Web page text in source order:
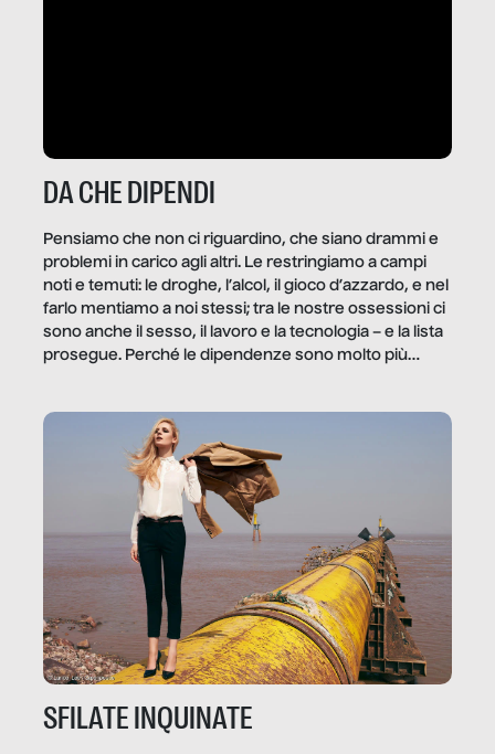
DA CHE DIPENDI
Pensiamo che non ci riguardino, che siano drammi e
problemi in carico agli altri. Le restringiamo a campi
noti e temuti: le droghe, l’alcol, il gioco d’azzardo, e nel
farlo mentiamo a noi stessi; tra le nostre ossessioni ci
sono anche il sesso, il lavoro e la tecnologia – e la lista
prosegue. Perché le dipendenze sono molto più
trae un guadagno. In questo reportage vediamo
quale e come.
SFILATE INQUINATE